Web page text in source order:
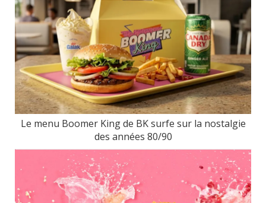
Le menu Boomer King de BK surfe sur la nostalgie
des années 80/90